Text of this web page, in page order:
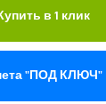
в 1 клик
"ПОД КЛЮЧ"